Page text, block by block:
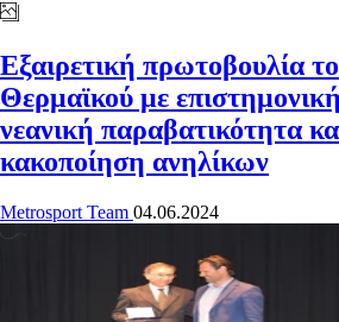
Εξαιρετική πρωτοβουλία
Θερμαϊκού με
νεανική παραβατικότητα
κακοποίηση ανηλίκων
Metrosport Team 04.06.2024